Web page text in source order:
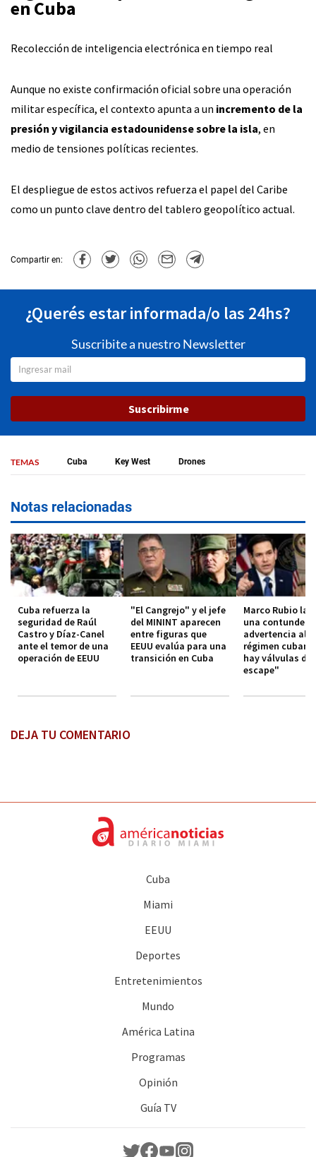
en Cuba
Recolección de inteligencia electrónica en tiempo real
Aunque no existe confirmación oficial sobre una operación
militar específica, el contexto apunta a un incremento de la
presión y vigilancia estadounidense sobre la isla, en
medio de tensiones políticas recientes.
El despliegue de estos activos refuerza el papel del Caribe
como un punto clave dentro del tablero geopolítico actual.
Compartir en:
¿Querés estar informada/o las 24hs?
Suscribite a nuestro Newsletter
Suscribirme
TEMAS Cuba Key West Drones
Notas relacionadas
Cuba refuerza la
seguridad de Raúl
Castro y Díaz-Canel
ante el temor de una
operación de EEUU
"El Cangrejo" y el jefe
del MININT aparecen
entre figuras que
EEUU evalúa para una
transición en Cuba
Marco Rubio
una
advertencia al
régimen
hay válvulas de
escape"
DEJA TU COMENTARIO
Cuba
Miami
EEUU
Deportes
Entretenimientos
Mundo
América Latina
Programas
Opinión
Guía TV